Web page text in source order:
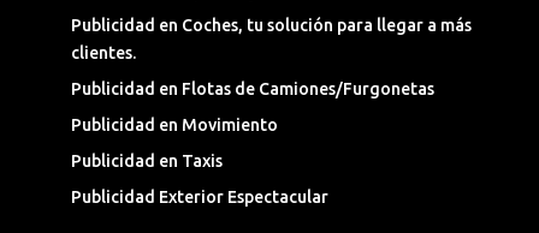
Publicidad en Coches, tu solución para llegar a más
clientes.
Publicidad en Flotas de Camiones/Furgonetas
Publicidad en Movimiento
Publicidad en Taxis
Publicidad Exterior Espectacular